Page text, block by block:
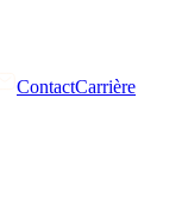
ContactCarrière